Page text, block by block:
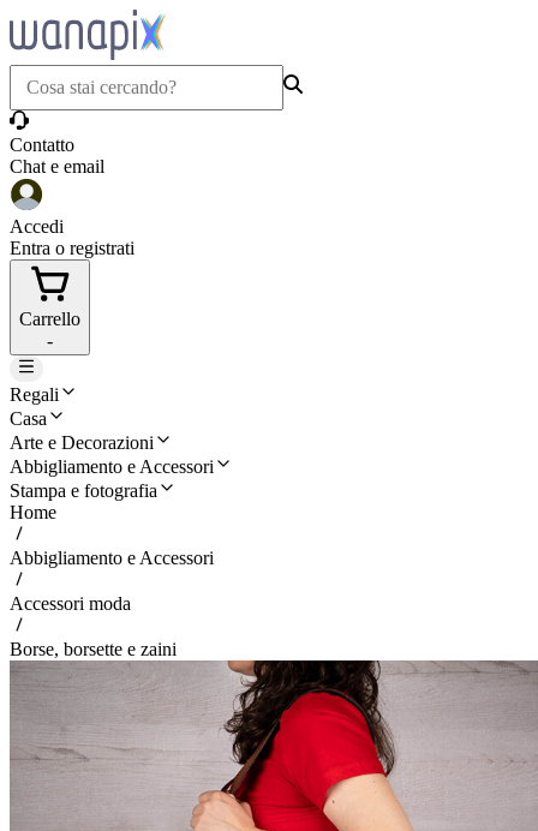
Contatto
Chat e email
Accedi
Entra o registrati
Carrello
-
Regali
Casa
Arte e Decorazioni
Abbigliamento e Accessori
Stampa e fotografia
Home
Abbigliamento e Accessori
Accessori moda
Borse, borsette e zaini